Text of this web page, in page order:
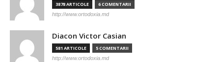
3878 ARTICOLE 6 COMENTARII
http://www.ortodoxia.md
Diacon Victor Casian
581 ARTICOLE 5 COMENTARII
http://www.ortodoxia.md